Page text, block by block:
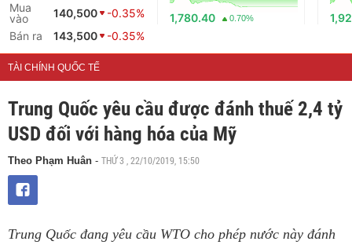
Mua
vào
140,500
-0.35%
Bán ra
143,500 -0.35%
1,780.40 0.70%
TÀI CHÍNH QUỐC TẾ
Trung Quốc yêu cầu được đánh thuế 2,4 tỷ
USD đối với hàng hóa của Mỹ
Theo Phạm Huân - THỨ 3 , 22/10/2019, 15:50
Trung Quốc đang yêu cầu WTO cho phép nước này đánh